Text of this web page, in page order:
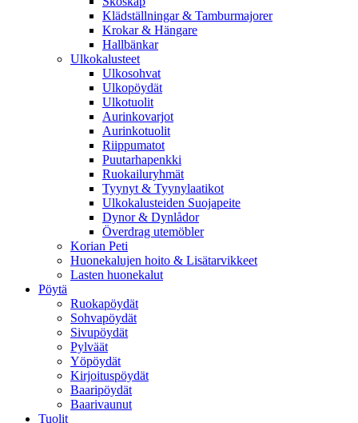
Klädställningar & Tamburmajorer
Krokar & Hängare
Hallbänkar
Ulkokalusteet
Ulkosohvat
Ulkopöydät
Ulkotuolit
Aurinkovarjot
Aurinkotuolit
Riippumatot
Puutarhapenkki
Ruokailuryhmät
Tyynyt & Tyynylaatikot
Ulkokalusteiden Suojapeite
Dynor & Dynlådor
Överdrag utemöbler
Korian Peti
Huonekalujen hoito & Lisätarvikkeet
Lasten huonekalut
Pöytä
Ruokapöydät
Sohvapöydät
Sivupöydät
Pylväät
Yöpöydät
Kirjoituspöydät
Baaripöydät
Baarivaunut
Tuolit